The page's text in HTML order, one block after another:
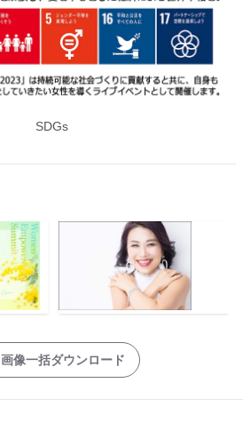
SDGs
画像一括ダウンロード